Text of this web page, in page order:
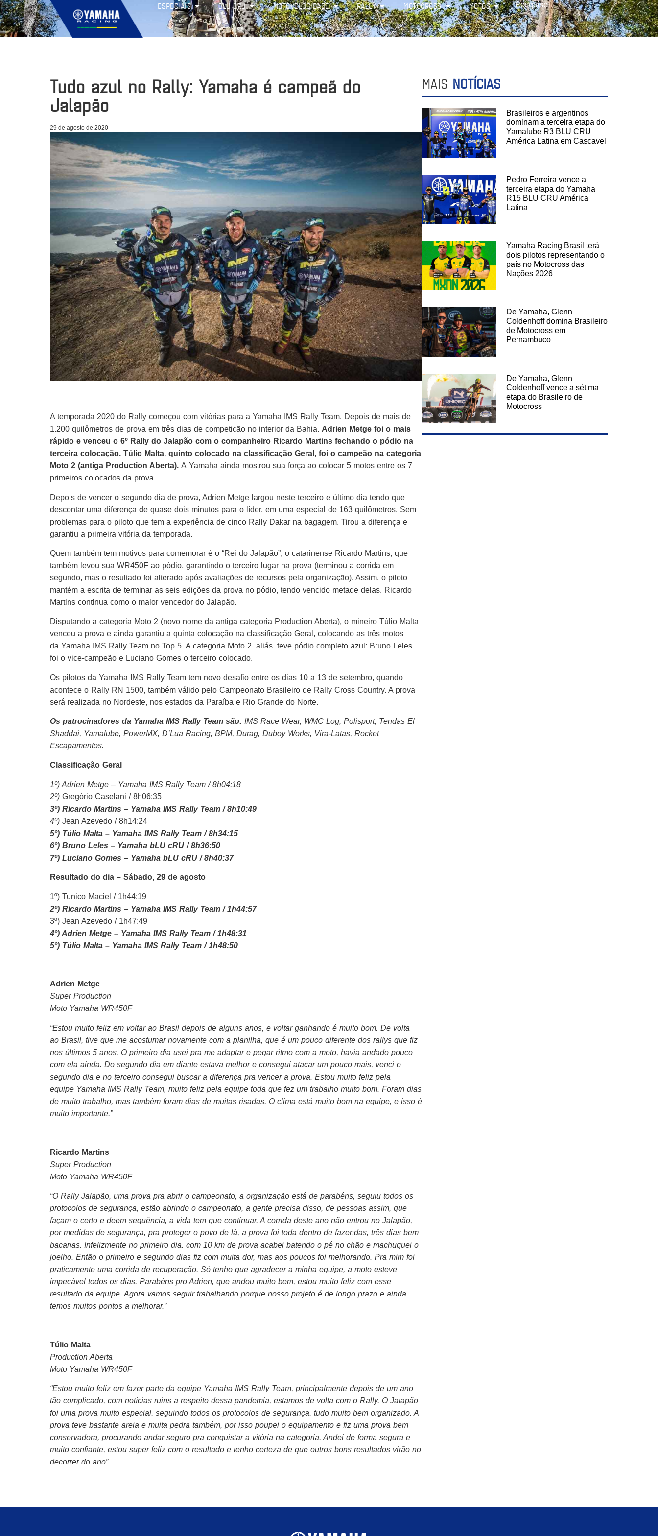
ESPECIAIS BLU CRU MOTOVELOCIDADE RALLY MOTOCROSS MOTOS
Tudo azul no Rally: Yamaha é campeã do
Jalapão
29 de agosto de 2020
A temporada 2020 do Rally começou com vitórias para a Yamaha IMS Rally Team. Depois de mais de
1.200 quilômetros de prova em três dias de competição no interior da Bahia, Adrien Metge foi o mais
rápido e venceu o 6º Rally do Jalapão com o companheiro Ricardo Martins fechando o pódio na
terceira colocação. Túlio Malta, quinto colocado na classificação Geral, foi o campeão na categoria
Moto 2 (antiga Production Aberta). A Yamaha ainda mostrou sua força ao colocar 5 motos entre os 7
primeiros colocados da prova.
Depois de vencer o segundo dia de prova, Adrien Metge largou neste terceiro e último dia tendo que
descontar uma diferença de quase dois minutos para o líder, em uma especial de 163 quilômetros. Sem
problemas para o piloto que tem a experiência de cinco Rally Dakar na bagagem. Tirou a diferença e
garantiu a primeira vitória da temporada.
Quem também tem motivos para comemorar é o “Rei do Jalapão”, o catarinense Ricardo Martins, que
também levou sua WR450F ao pódio, garantindo o terceiro lugar na prova (terminou a corrida em
segundo, mas o resultado foi alterado após avaliações de recursos pela organização). Assim, o piloto
mantém a escrita de terminar as seis edições da prova no pódio, tendo vencido metade delas. Ricardo
Martins continua como o maior vencedor do Jalapão.
Disputando a categoria Moto 2 (novo nome da antiga categoria Production Aberta), o mineiro Túlio Malta
venceu a prova e ainda garantiu a quinta colocação na classificação Geral, colocando as três motos
da Yamaha IMS Rally Team no Top 5. A categoria Moto 2, aliás, teve pódio completo azul: Bruno Leles
foi o vice-campeão e Luciano Gomes o terceiro colocado.
Os pilotos da Yamaha IMS Rally Team tem novo desafio entre os dias 10 a 13 de setembro, quando
acontece o Rally RN 1500, também válido pelo Campeonato Brasileiro de Rally Cross Country. A prova
será realizada no Nordeste, nos estados da Paraíba e Rio Grande do Norte.
Os patrocinadores da Yamaha IMS RallyTeam são: IMS Race Wear, WMC Log, Polisport, Tendas El
Shaddai, Yamalube, PowerMX, D’Lua Racing, BPM, Durag, Duboy Works, Vira-Latas, Rocket
Escapamentos.
Classificação Geral
1º) Adrien Metge – Yamaha IMS Rally Team / 8h04:18
2º) Gregório Caselani / 8h06:35
3º) Ricardo Martins – Yamaha IMS Rally Team / 8h10:49
4º) Jean Azevedo / 8h14:24
5º) Túlio Malta – Yamaha IMS Rally Team / 8h34:15
6º) Bruno Leles – Yamaha bLU cRU / 8h36:50
7º) Luciano Gomes – Yamaha bLU cRU / 8h40:37
Resultado do dia – Sábado, 29 de agosto
1º) Tunico Maciel / 1h44:19
2º) Ricardo Martins – Yamaha IMS Rally Team / 1h44:57
3º) Jean Azevedo / 1h47:49
4º) Adrien Metge – Yamaha IMS Rally Team / 1h48:31
5º) Túlio Malta – Yamaha IMS Rally Team / 1h48:50
Adrien Metge
Super Production
Moto Yamaha WR450F
“Estou muito feliz em voltar ao Brasil depois de alguns anos, e voltar ganhando é muito bom. De volta
ao Brasil, tive que me acostumar novamente com a planilha, que é um pouco diferente dos rallys que fiz
nos últimos 5 anos. O primeiro dia usei pra me adaptar e pegar ritmo com a moto, havia andado pouco
com ela ainda. Do segundo dia em diante estava melhor e consegui atacar um pouco mais, venci o
segundo dia e no terceiro consegui buscar a diferença pra vencer a prova. Estou muito feliz pela
equipe Yamaha IMS Rally Team, muito feliz pela equipe toda que fez um trabalho muito bom. Foram dias
de muito trabalho, mas também foram dias de muitas risadas. O clima está muito bom na equipe, e isso é
muito importante.”
Ricardo Martins
Super Production
Moto Yamaha WR450F
“O Rally Jalapão, uma prova pra abrir o campeonato, a organização está de parabéns, seguiu todos os
protocolos de segurança, estão abrindo o campeonato, a gente precisa disso, de pessoas assim, que
façam o certo e deem sequência, a vida tem que continuar. A corrida deste ano não entrou no Jalapão,
por medidas de segurança, pra proteger o povo de lá, a prova foi toda dentro de fazendas, três dias bem
bacanas. Infelizmente no primeiro dia, com 10 km de prova acabei batendo o pé no chão e machuquei o
joelho. Então o primeiro e segundo dias fiz com muita dor, mas aos poucos foi melhorando. Pra mim foi
praticamente uma corrida de recuperação. Só tenho que agradecer a minha equipe, a moto esteve
impecável todos os dias. Parabéns pro Adrien, que andou muito bem, estou muito feliz com esse
resultado da equipe. Agora vamos seguir trabalhando porque nosso projeto é de longo prazo e ainda
temos muitos pontos a melhorar.”
Túlio Malta
Production Aberta
Moto Yamaha WR450F
“Estou muito feliz em fazer parte da equipe Yamaha IMS Rally Team, principalmente depois de um ano
tão complicado, com notícias ruins a respeito dessa pandemia, estamos de volta com o Rally. O Jalapão
foi uma prova muito especial, seguindo todos os protocolos de segurança, tudo muito bem organizado. A
prova teve bastante areia e muita pedra também, por isso poupei o equipamento e fiz uma prova bem
conservadora, procurando andar seguro pra conquistar a vitória na categoria. Andei de forma segura e
muito confiante, estou super feliz com o resultado e tenho certeza de que outros bons resultados virão no
decorrer do ano”
MAIS NOTÍCIAS
Brasileiros e argentinos
dominam a terceira etapa do
Yamalube R3 BLU CRU
América Latina em Cascavel
Pedro Ferreira vence a
terceira etapa do Yamaha
R15 BLU CRU América
Latina
Yamaha Racing Brasil terá
dois pilotos representando o
país no Motocross das
Nações 2026
De Yamaha, Glenn
Coldenhoff domina Brasileiro
de Motocross em
Pernambuco
De Yamaha, Glenn
Coldenhoff vence a sétima
etapa do Brasileiro de
Motocross